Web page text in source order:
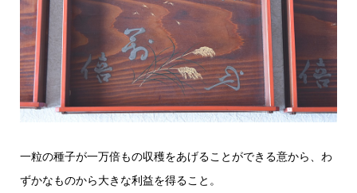
一粒の種子が一万倍もの収穫をあげることができる意から、わ
ずかなものから大きな利益を得ること。